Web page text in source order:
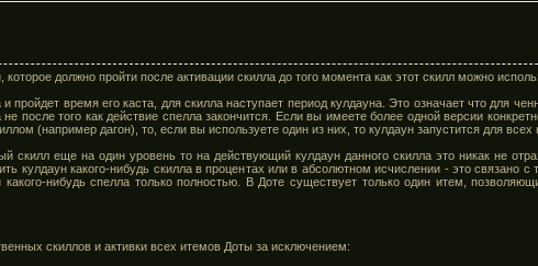
должно пройти после активации скилла до того момента как этот скилл можно
пройдет время его каста, для скилла наступает период кулдауна. Это означает что для
после того как действие спелла закончится. Если вы имеете более одной версии
(например дагон), то, если вы используете один из них, то кулдаун запустится для всех
скилл еще на один уровень то на действующий кулдаун данного скилла это никак не
кулдаун какого-нибудь скилла в процентах или в абсолютном исчислении - это связано с
нибудь спелла только полностью. В Доте существует только один итем,
скиллов и активки всех итемов Доты за исключением: